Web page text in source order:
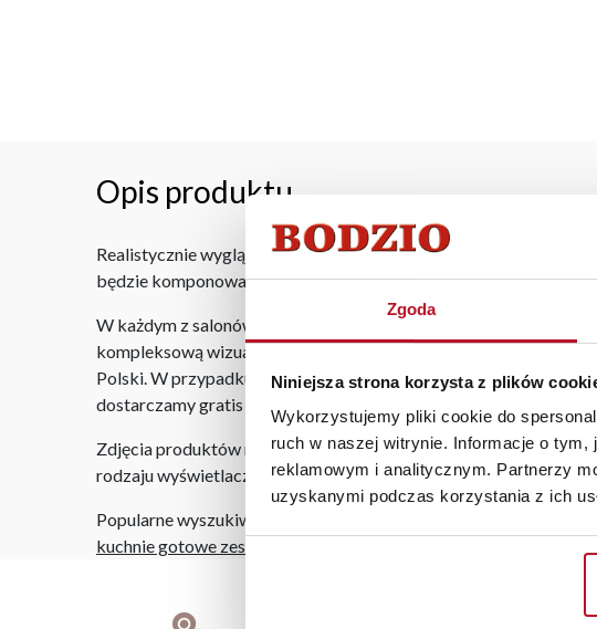
Zgoda
Niniejsza strona korzysta z plików
Wykorzystujemy pliki cookie do
ruch w naszej witrynie. Informacje o
reklamowym i analitycznym. Partnerzy
uzyskanymi podczas korzystania z ich
Opis produktu
Realistycznie wyglądający sztuczny kwiat ozdobny z kolekcji
będzie komponował się z dodatkami wyposażenia wnętrz w
W każdym z salonów mebli Bodzio oferujemy pomoc w
kompleksową wizualizację Państwa pomieszczenia wraz z
Polski. W przypadku zamówień internetowych czas dostawy
dostarczamy gratis niezależnie od miejsca złożenia zamówienia.
Zdjęcia produktów mają charakter poglądowy. Rzeczywiste
rodzaju wyświetlacza i oświetlenia.
Popularne wyszukiwania:
kuchnie gotowe zestawy